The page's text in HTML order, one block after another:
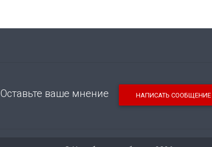
Оставьте ваше мнение НАПИСАТЬ СООБЩЕНИЕ